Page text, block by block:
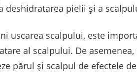
deshidratarea pielii și a
uscarea scalpului, este
al scalpului. De
părul și scalpul de efectele